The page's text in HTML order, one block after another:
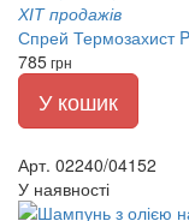
ХІТ продажів
Спрей Термозахист
785грн
У кошик
Арт. 02240/04152
У наявності